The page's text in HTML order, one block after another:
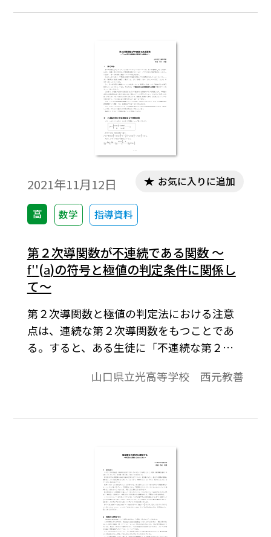
ます。ワード文書で数式を正しく表示するた
ていることが必要です。会員向け無償ダウン
2021年11月12日
高 数学 指導資料
お気に入りに追加
第２次導関数が不連続である関数 ～
f''(a)の符号と極値の判定条件に関係し
て～
第２次導関数と極値の判定法における注意
点は、連続な第２次導関数をもつことであ
る。すると、ある生徒に「不連続な第２次
い。」と突っ込まれた。本稿では今回の生
してみようと思う。※文中の数式は、
す。ワード文書で数式を正しく表示するため
には、「Tosho数式エディタ」が導入されて
いることが必要です。会員向け無償ダウンロ
山口県立光高等学校 西元教善